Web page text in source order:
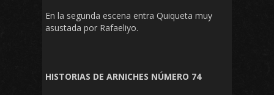
En la segunda escena entra Quiqueta muy
asustada por Rafaeliyo.
HISTORIAS DE ARNICHES NÚMERO 74